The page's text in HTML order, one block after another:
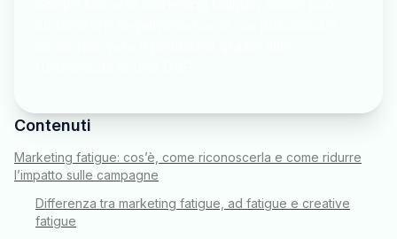
Contenuti
Marketing fatigue: cos’è, come riconoscerla e come ridurre
l’impatto sulle campagne
Differenza tra marketing fatigue, ad fatigue e creative
fatigue